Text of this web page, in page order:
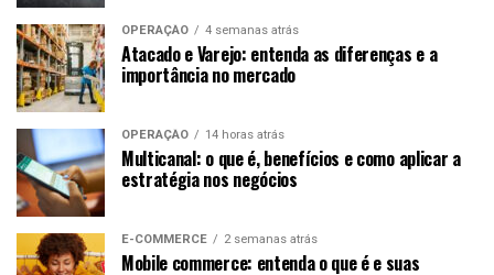
OPERAÇÃO 4 semanas atrás
Atacado e Varejo: entenda as diferenças e a
importância no mercado
OPERAÇÃO 14 horas atrás
Multicanal: o que é, benefícios e como aplicar a
estratégia nos negócios
E-COMMERCE 2 semanas atrás
Mobile commerce: entenda o que é e suas